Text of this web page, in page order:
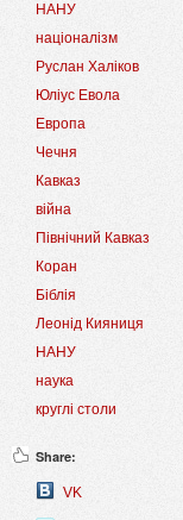
НАНУ
націоналізм
Руслан Халіков
Юліус Евола
Европа
Чечня
Кавказ
війна
Північний Кавказ
Коран
Біблія
Леонід Кияниця
НАНУ
наука
круглі столи
Share:
VK